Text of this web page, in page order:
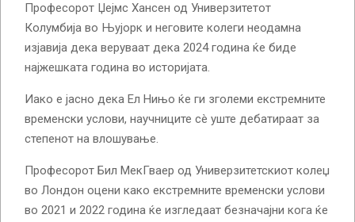
Професорот Џејмс Хансен од Универзитетот
Колумбија во Њујорк и неговите колеги неодамна
изјавија дека веруваат дека 2024 година ќе биде
најжешката година во историјата.
Иако е јасно дека Ел Нињо ќе ги зголеми екстремните
временски услови, научниците сè уште дебатираат за
степенот на влошување.
Професорот Бил МекГваер од Универзитетскиот колеџ
во Лондон оцени како екстремните временски услови
во 2021 и 2022 година ќе изгледаат безначајни кога ќе